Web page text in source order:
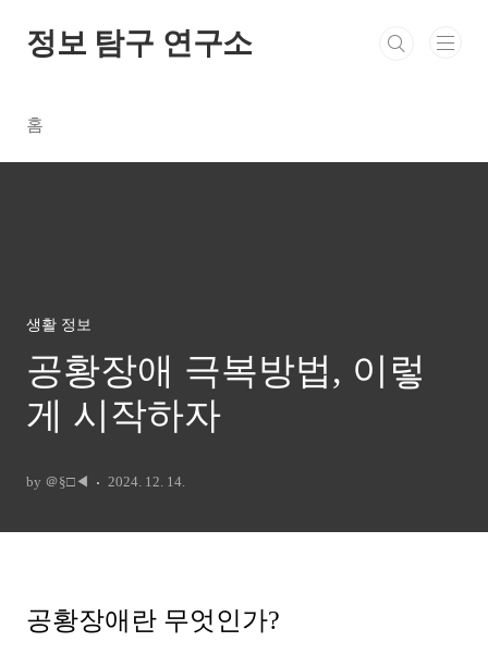
정보 탐구 연구소
홈
생활 정보
공황장애 극복방법, 이렇
게 시작하자
by ＠§□◀ 2024. 12. 14.
공황장애란 무엇인가?